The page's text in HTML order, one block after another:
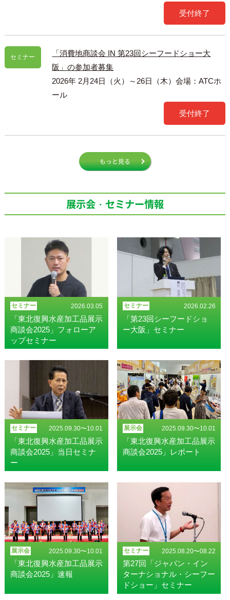
セミナー
「消費地商談会 IN 第23回シーフードショー大
阪」の参加者募集
2026年 2月24日（火）～26日（木）会場：ATCホ
ール
もっと見る
展示会・セミナー情報
セミナー 2026.03.05
「東北復興水産加工品展示
商談会2025」フォローア
ップセミナー
セミナー 2026.02.26
「第23回シーフードショ
ー大阪」セミナー
セミナー 2025.09.30〜10.01
「東北復興水産加工品展示
商談会2025」当日セミナ
ー
展示会 2025.09.30〜10.01
「東北復興水産加工品展示
商談会2025」レポート
展示会 2025.09.30〜10.01
「東北復興水産加工品展示
商談会2025」速報
セミナー 2025.08.20〜08.22
第27回「ジャパン・イン
ターナショナル・シーフー
ドショー」セミナー